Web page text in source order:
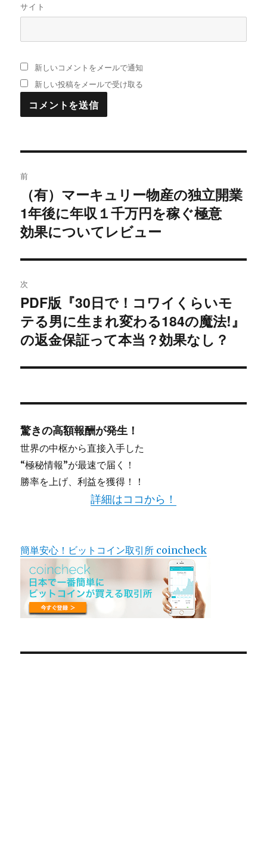
サイト
新しいコメントをメールで通知
新しい投稿をメールで受け取る
稿
ナ
ビ
ゲ
ー
シ
ョ
ン
前
過
去
の
稿:
（有）マーキュリー物産の独立開業
1年後に年収１千万円を稼ぐ極意
効果についてレビュー
次
次
の
投
PDF版『30日で！コワイくらいモ
テる男に生まれ変わる184の魔法!』
の返金保証って本当？効果なし？
驚きの高額報酬が発生！
世界の中枢から直接入手した
“極秘情報”が最速で届く！
勝率を上げ、利益を獲得！！
詳細はココから！
簡単安心！ビットコイン取引所 coincheck